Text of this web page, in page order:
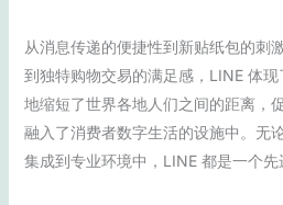
从消息传递的便捷性到新贴纸包的刺
到独特购物交易的满足感，LINE 体
地缩短了世界各地人们之间的距离，
融入了消费者数字生活的设施中。无
集成到专业环境中，LINE 都是一个先